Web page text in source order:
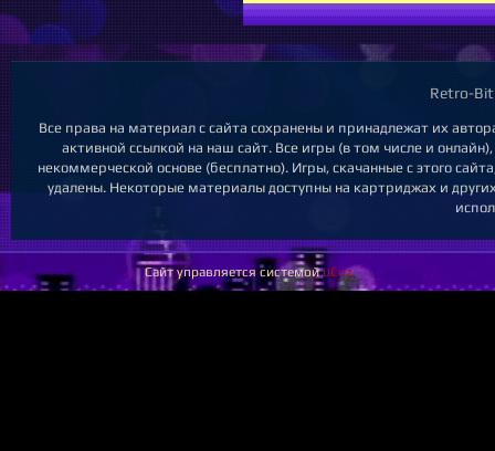
Retro-
Все права на материал с сайта сохранены и принадлежат их
активной ссылкой на наш сайт. Все игры (в том числе и
некоммерческой основе (бесплатно). Игры, скачанные с этого
удалены. Некоторые материалы доступны на картриджах и
Сайт управляется системойuCoz